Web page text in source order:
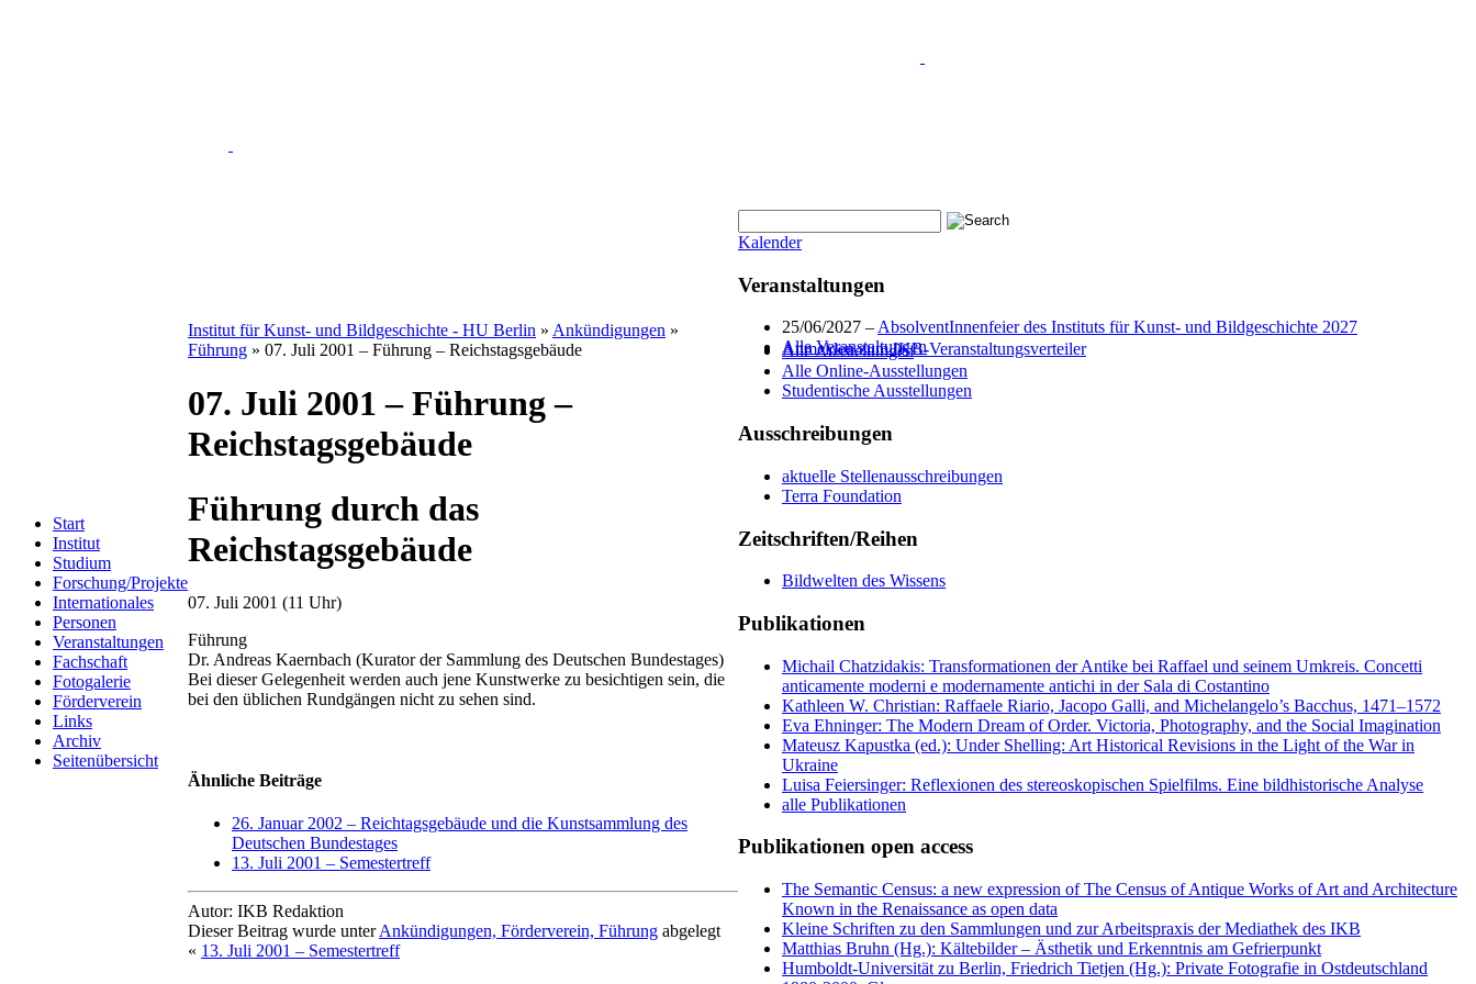
Start
Institut
Studium
Forschung/Projekte
Internationales
Personen
Veranstaltungen
Fachschaft
Fotogalerie
Förderverein
Links
Archiv
Seitenübersicht
Institut für Kunst- und Bildgeschichte - HU Berlin » Ankündigungen »
Führung » 07. Juli 2001 – Führung – Reichstagsgebäude
07. Juli 2001 – Führung –
Reichstagsgebäude
Führung durch das
Reichstagsgebäude
07. Juli 2001 (11 Uhr)
Führung
Dr. Andreas Kaernbach (Kurator der Sammlung des Deutschen Bundestages)
Bei dieser Gelegenheit werden auch jene Kunstwerke zu besichtigen sein, die
bei den üblichen Rundgängen nicht zu sehen sind.
Ähnliche Beiträge
26. Januar 2002 – Reichtagsgebäude und die Kunstsammlung des
Deutschen Bundestages
13. Juli 2001 – Semestertreff
Autor: IKB Redaktion
Dieser Beitrag wurde unterAnkündigungen, Förderverein, Führung abgelegt
« 13. Juli 2001 – Semestertreff
Kalender
Veranstaltungen
25/06/2027 –AbsolventInnenfeier des Instituts für Kunst- und Bildgeschichte 2027
Alle Veranstaltungen
Anmelden zum IKB-Veranstaltungsverteiler
Alle Ausstellungen
Alle Online-Ausstellungen
Studentische Ausstellungen
Ausschreibungen
aktuelle Stellenausschreibungen
Terra Foundation
Zeitschriften/Reihen
Bildwelten des Wissens
Publikationen
Michail Chatzidakis: Transformationen der Antike bei Raffael und seinem Umkreis. Concetti
anticamente moderni e modernamente antichi in der Sala di Costantino
Kathleen W. Christian: Raffaele Riario, Jacopo Galli, and Michelangelo’s Bacchus, 1471–1572
Eva Ehninger: The Modern Dream of Order. Victoria, Photography, and the Social Imagination
Mateusz Kapustka (ed.): Under Shelling: Art Historical Revisions in the Light of the War in
Ukraine
Luisa Feiersinger: Reflexionen des stereoskopischen Spielfilms. Eine bildhistorische Analyse
alle Publikationen
Publikationen open access
The Semantic Census: a new expression of The Census of Antique Works of Art and Architecture
Known in the Renaissance as open data
Kleine Schriften zu den Sammlungen und zur Arbeitspraxis der Mediathek des IKB
Matthias Bruhn (Hg.): Kältebilder – Ästhetik und Erkenntnis am Gefrierpunkt
Humboldt-Universität zu Berlin, Friedrich Tietjen (Hg.): Private Fotografie in Ostdeutschland